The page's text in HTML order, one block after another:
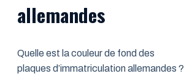
allemandes
Quelle est la couleur de fond des
plaques d’immatriculation allemandes ?